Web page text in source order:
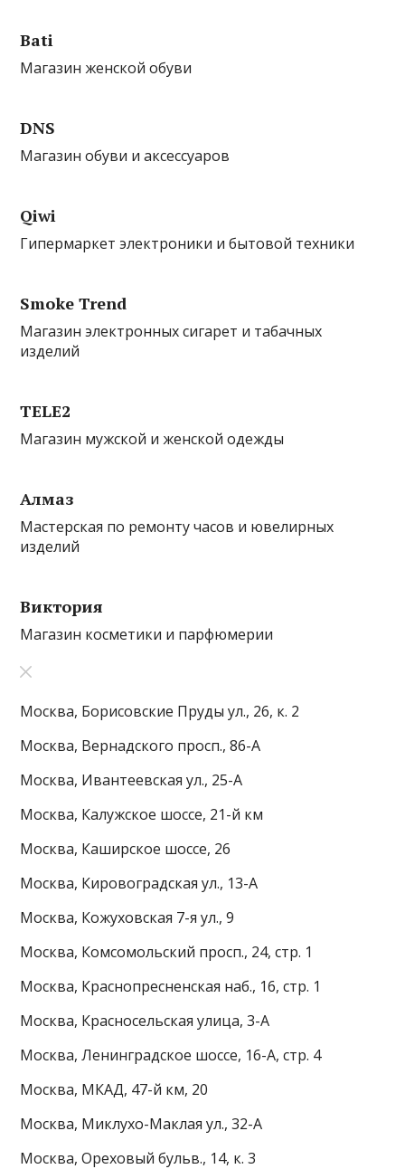
Bati
Магазин женской обуви
DNS
Магазин обуви и аксессуаров
Qiwi
Гипермаркет электроники и бытовой техники
Smoke Trend
Магазин электронных сигарет и табачных
изделий
TELE2
Магазин мужской и женской одежды
Алмаз
Мастерская по ремонту часов и ювелирных
изделий
Виктория
Магазин косметики и парфюмерии
Москва, Борисовские Пруды ул., 26, к. 2
Москва, Вернадского просп., 86-А
Москва, Ивантеевская ул., 25-А
Москва, Калужское шоссе, 21-й км
Москва, Каширское шоссе, 26
Москва, Кировоградская ул., 13-А
Москва, Кожуховская 7-я ул., 9
Москва, Комсомольский просп., 24, стр. 1
Москва, Краснопресненская наб., 16, стр. 1
Москва, Красносельская улица, 3-А
Москва, Ленинградское шоссе, 16-А, стр. 4
Москва, МКАД, 47-й км, 20
Москва, Миклухо-Маклая ул., 32-А
Москва, Ореховый бульв., 14, к. 3